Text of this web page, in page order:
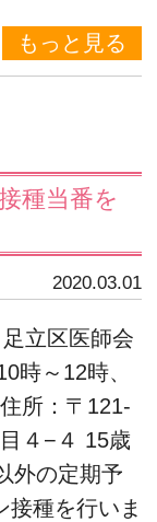
もっと見る
種当番を
2020.03.01
立区医師会
時～12時、
所：〒121-
４−４ 15歳
外の定期予
接種を行いま